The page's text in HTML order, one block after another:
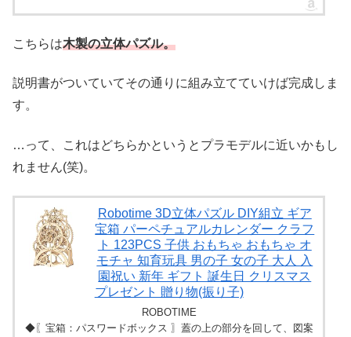
こちらは木製の立体パズル。
説明書がついていてその通りに組み立てていけば完成しま
す。
…って、これはどちらかというとプラモデルに近いかもし
れません(笑)。
Robotime 3D立体パズル DIY組立 ギア
宝箱 パーペチュアルカレンダー クラフ
ト 123PCS 子供 おもちゃ おもちゃ オ
モチャ 知育玩具 男の子 女の子 大人 入
園祝い 新年 ギフト 誕生日 クリスマス
プレゼント 贈り物(振り子)
ROBOTIME
◆〖宝箱：パスワードボックス 〗蓋の上の部分を回して、図案